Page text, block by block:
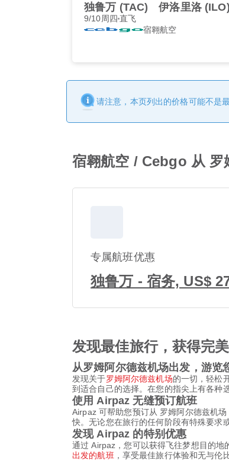
独鲁万 (TAC) 伊洛里洛 (ILO)
9/10周四 直飞
宿翱航空
请注意，本页列出的价格可能不是
宿翱航空 / Cebgo 从 罗
专属航班优惠
独鲁万 - 宿务, US$
发现最佳旅行，获得完
从罗姆阿尔德兹机场出发，游览
发现关于罗姆阿尔德兹机场的一切，轻松
到适合自己的选择。在您的指尖上有各种
使用 Airpaz 无缝预订航班
Airpaz 可帮助您预订从 罗姆阿尔德兹机
快。无论您在旅行的任何阶段有特殊要求
发现 Airpaz 的特别优惠
通过 Airpaz，您可以获得飞往梦想目的
出发的航班 ，享受最佳旅行体验和无与伦